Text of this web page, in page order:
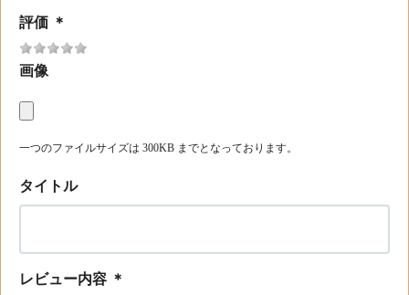
評価 ＊
画像
一つのファイルサイズは 300KB までとなっております。
タイトル
レビュー内容 ＊